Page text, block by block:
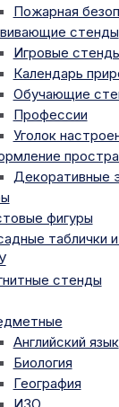
Пожарная
стенды
Игровые
Календарь
Обучающие
Профессии
Уголок
Декоративные
фигуры
таблички
стенды
Английский язык
Биология
География